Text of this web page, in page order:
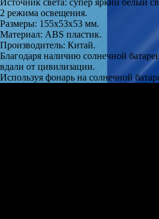
Источник света: супер яркий белый
2 режима освещения.
Размеры: 155x53x53 мм.
Материал: ABS пластик.
Производитель: Китай.
Благодаря наличию солнечной
вдали от цивилизации.
Используя фонарь на солнечной